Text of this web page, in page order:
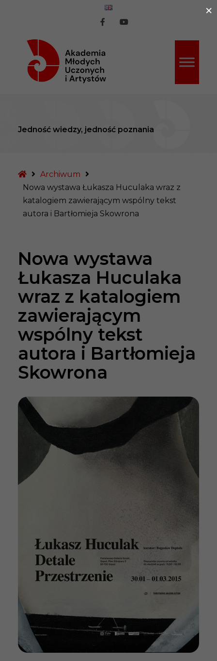
na
Facebook
Jedność wiedzy, jedność poznania
Strona
główna
Archiwum
Nowa wystawa Łukasza Huculaka wraz z
katalogiem zawierającym wspólny tekst
autora i Bartłomieja Skowrona
Nowa wystawa
Łukasza Huculaka
wraz z katalogiem
zawierającym
wspólny tekst
autora i Bartłomieja
Skowrona
×